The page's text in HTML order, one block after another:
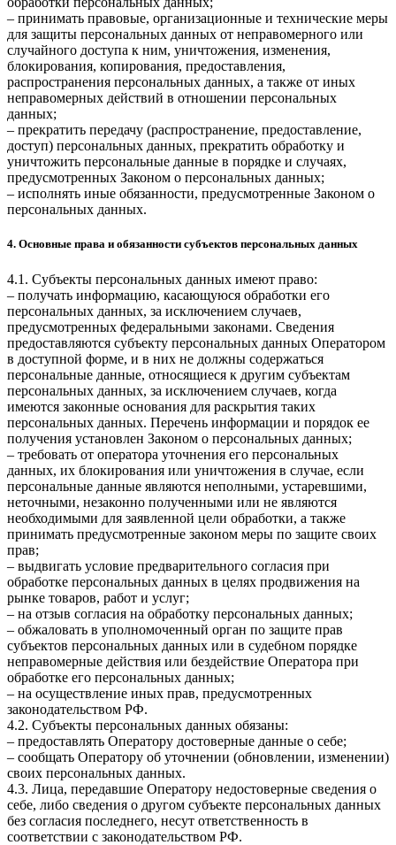
– принимать правовые, организационные и технические меры
для защиты персональных данных от неправомерного или
случайного доступа к ним, уничтожения, изменения,
блокирования, копирования, предоставления,
распространения персональных данных, а также от иных
неправомерных действий в отношении персональных
данных;
– прекратить передачу (распространение, предоставление,
доступ) персональных данных, прекратить обработку и
уничтожить персональные данные в порядке и случаях,
предусмотренных Законом о персональных данных;
– исполнять иные обязанности, предусмотренные Законом о
персональных данных.
4. Основные права и обязанности субъектов персональных данных
4.1. Субъекты персональных данных имеют право:
– получать информацию, касающуюся обработки его
персональных данных, за исключением случаев,
предусмотренных федеральными законами. Сведения
предоставляются субъекту персональных данных Оператором
в доступной форме, и в них не должны содержаться
персональные данные, относящиеся к другим субъектам
персональных данных, за исключением случаев, когда
имеются законные основания для раскрытия таких
персональных данных. Перечень информации и порядок ее
получения установлен Законом о персональных данных;
– требовать от оператора уточнения его персональных
данных, их блокирования или уничтожения в случае, если
персональные данные являются неполными, устаревшими,
неточными, незаконно полученными или не являются
необходимыми для заявленной цели обработки, а также
принимать предусмотренные законом меры по защите своих
прав;
– выдвигать условие предварительного согласия при
обработке персональных данных в целях продвижения на
рынке товаров, работ и услуг;
– на отзыв согласия на обработку персональных данных;
– обжаловать в уполномоченный орган по защите прав
субъектов персональных данных или в судебном порядке
неправомерные действия или бездействие Оператора при
обработке его персональных данных;
– на осуществление иных прав, предусмотренных
законодательством РФ.
4.2. Субъекты персональных данных обязаны:
– предоставлять Оператору достоверные данные о себе;
– сообщать Оператору об уточнении (обновлении, изменении)
своих персональных данных.
4.3. Лица, передавшие Оператору недостоверные сведения о
себе, либо сведения о другом субъекте персональных данных
без согласия последнего, несут ответственность в
соответствии с законодательством РФ.